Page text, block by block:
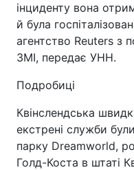
інциденту вона
й була
агентство Reuters з
ЗМІ, передає УНН.
Подробиці
Квінслендська
екстрені служби
парку Dreamworld,
Голд-Коста в штаті